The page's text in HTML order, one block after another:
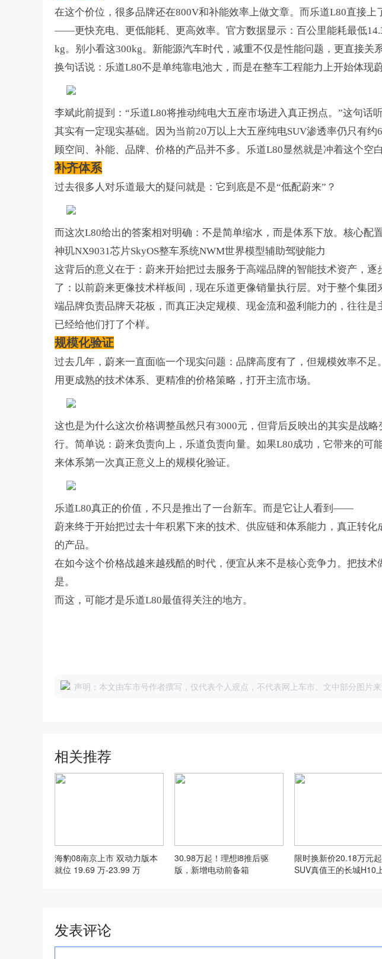
在这个价位，很多品牌还在800V和补能效率上做文章。而乐道L80直接上
——更快充电、更低能耗、更高效率。官方数据显示：百公里能耗最低
kg。别小看这300kg。新能源汽车时代，减重不仅是性能问题，更直接关
换句话说：乐道L80不是单纯靠电池大，而是在整车工程能力上开始体现
李斌此前提到： “乐道L80将推动纯电大五座市场进入真正拐点。 ”这句话
其实有一定现实基础。因为当前20万以上大五座纯电SUV渗透率仍只有约
顾空间、补能、品牌、价格的产品并不多。乐道L80显然就是冲着这个空
补齐体系
过去很多人对乐道最大的疑问就是：它到底是不是“低配蔚来” ？
而这次L80给出的答案相对明确：不是简单缩水，而是体系下放。 核心配
神玑NX9031芯片SkyOS整车系统NWM世界模型辅助驾驶能力
这背后的意义在于：蔚来开始把过去服务于高端品牌的智能技术资产，逐
了：以前蔚来更像技术样板间，现在乐道更像销量执行层。对于整个集
端品牌负责品牌天花板，而真正决定规模、现金流和盈利能力的，往往
已经给他们打了个样。
规模化验证
过去几年，蔚来一直面临一个现实问题：品牌高度有了，但规模效率不足
用更成熟的技术体系、更精准的价格策略，打开主流市场。
这也是为什么这次价格调整虽然只有3000元，但背后反映出的其实是战
行。简单说：蔚来负责向上，乐道负责向量。如果L80成功，它带来的可
来体系第一次真正意义上的规模化验证。
乐道L80真正的价值，不只是推出了一台新车。而是它让人看到 ——
蔚来终于开始把过去十年积累下来的技术、供应链和体系能力，真正转
的产品。
在如今这个价格战越来越残酷的时代，便宜从来不是核心竞争力。把技
是。
而这，可能才是乐道L80最值得关注的地方。
声明：本文由车市号作者撰写，仅代表个人观点，不代表网上车市。文中部分图片来
相关推荐
海豹08南京上市 双动力版本
就位 19.69 万‑23.99 万
30.98万起！理想i8推后驱
版，新增电动前备箱
限时换新价20.18万元
SUV真值王的长城H10
发表评论